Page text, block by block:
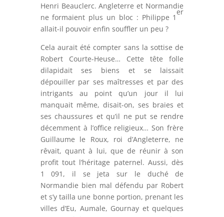
Henri Beauclerc. Angleterre et Normandie
ne formaient plus un bloc : Philippe 1
er
allait-il pouvoir enfin souffler un peu ?
Cela aurait été compter sans la sottise de
Robert Courte-Heuse… Cette tête folle
dilapidait ses biens et se laissait
dépouiller par ses maîtresses et par des
intrigants au point qu’un jour il lui
manquait même, disait-on, ses braies et
ses chaussures et qu’il ne put se rendre
décemment à l’office religieux… Son frère
Guillaume le Roux, roi d’Angleterre, ne
rêvait, quant à lui, que de réunir à son
profit tout l’héritage paternel. Aussi, dès
1 091, il se jeta sur le duché de
Normandie bien mal défendu par Robert
et s’y tailla une bonne portion, prenant les
villes d’Eu, Aumale, Gournay et quelques